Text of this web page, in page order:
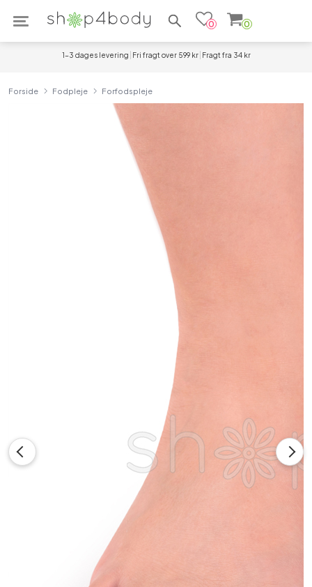
Søg efter produkter
0 0
1-3 dages levering Fri fragt over 599 kr Fragt fra 34 kr
Forside Fodpleje Forfodspleje